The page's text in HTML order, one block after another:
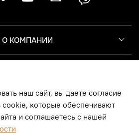
О КОМПАНИИ
ИНФОРМАЦИЯ
наш сайт, вы даете согласие
cookie, которые обеспечивают
и соглашаетесь с нашей